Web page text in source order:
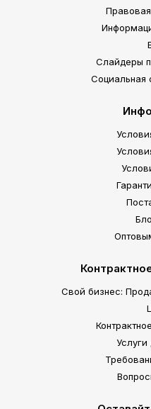
Слайдеры
Социальная
Свой бизнес:
Услуги